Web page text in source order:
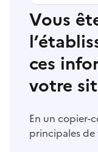
Vous
ces
votre
En un copier-
principales